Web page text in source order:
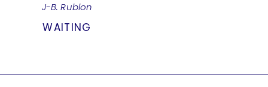
J-B. Rublon
WAITING